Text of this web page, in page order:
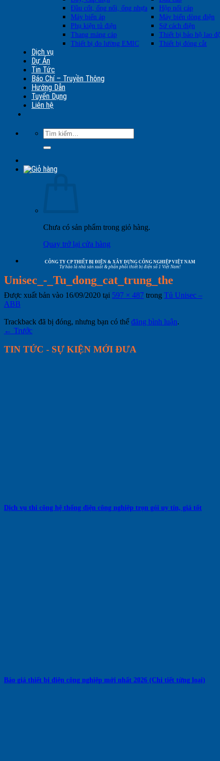
Đầu cốt, ống nối, ống nhựa
Hộp nối cáp
Máy biến áp
Máy biến dòng điện
Phụ kiện tủ điện
Sứ cách điện
Thang máng cáp
Thiết bị bảo hộ lao
Thiết bị đo lường EMIC
Thiết bị đóng cắt
Dịch vụ
Dự Án
Tin Tức
Báo Chí – Truyền Thông
Hướng Dẫn
Tuyển Dụng
Liên hệ
Tìm
kiếm:
Chưa có sản phẩm trong giỏ hàng.
Quay trở lại cửa hàng
CÔNG TY CP THIẾT BỊ ĐIỆN & XÂY DỰNG CÔNG NGHIỆP VIỆT NAM
Tự hào là nhà sản xuất & phân phối thiết bị điện số 1 Việt Nam!
Unisec_-_Tu_dong_cat_trung_the
Được xuất bản vào 16/09/2020 tại 597 × 487 trong Tủ Unisec –
ABB
Trackback đã bị đóng, nhưng bạn có thể đăng bình luận.
← Trước
TIN TỨC - SỰ KIỆN MỚI ĐƯA
Dịch vụ thi công hệ thống điện công nghiệp trọn gói uy tín, giá tốt
Báo giá thiết bị điện công nghiệp mới nhất 2026 (Chi tiết từng loại)